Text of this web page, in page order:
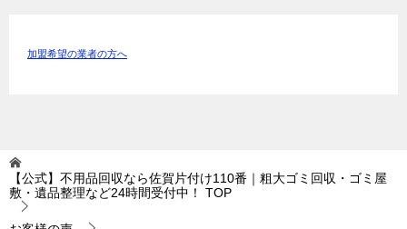
加盟希望の業者の方へ
【公式】不用品回収なら佐賀片付け110番｜粗大ゴミ回収・ゴミ屋
敷・遺品整理など24時間受付中！
TOP